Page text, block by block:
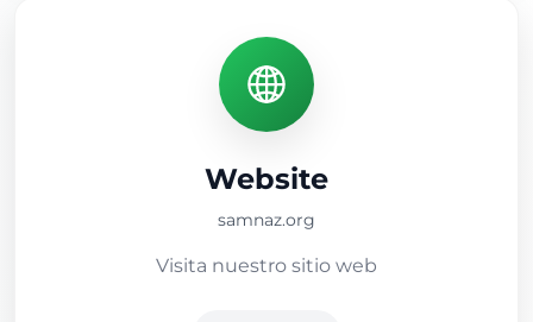
Website
samnaz.org
Visita nuestro sitio web